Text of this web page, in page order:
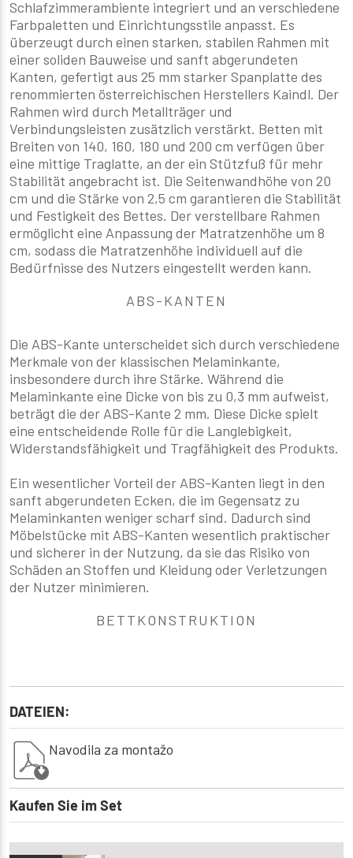
Schlafzimmerambiente integriert und an verschiedene
Farbpaletten und Einrichtungsstile anpasst. Es
überzeugt durch einen starken, stabilen Rahmen mit
einer soliden Bauweise und sanft abgerundeten
Kanten, gefertigt aus 25 mm starker Spanplatte des
renommierten österreichischen Herstellers Kaindl. Der
Rahmen wird durch Metallträger und
Verbindungsleisten zusätzlich verstärkt. Betten mit
Breiten von 140, 160, 180 und 200 cm verfügen über
eine mittige Traglatte, an der ein Stützfuß für mehr
Stabilität angebracht ist. Die Seitenwandhöhe von 20
cm und die Stärke von 2,5 cm garantieren die Stabilität
und Festigkeit des Bettes. Der verstellbare Rahmen
ermöglicht eine Anpassung der Matratzenhöhe um 8
cm, sodass die Matratzenhöhe individuell auf die
Bedürfnisse des Nutzers eingestellt werden kann.
ABS-KANTEN
Die ABS-Kante unterscheidet sich durch verschiedene
Merkmale von der klassischen Melaminkante,
insbesondere durch ihre Stärke. Während die
Melaminkante eine Dicke von bis zu 0,3 mm aufweist,
beträgt die der ABS-Kante 2 mm. Diese Dicke spielt
eine entscheidende Rolle für die Langlebigkeit,
Widerstandsfähigkeit und Tragfähigkeit des Produkts.
Ein wesentlicher Vorteil der ABS-Kanten liegt in den
sanft abgerundeten Ecken, die im Gegensatz zu
Melaminkanten weniger scharf sind. Dadurch sind
Möbelstücke mit ABS-Kanten wesentlich praktischer
und sicherer in der Nutzung, da sie das Risiko von
Schäden an Stoffen und Kleidung oder Verletzungen
der Nutzer minimieren.
BETTKONSTRUKTION
DATEIEN:
Navodila za montažo
Kaufen Sie im Set